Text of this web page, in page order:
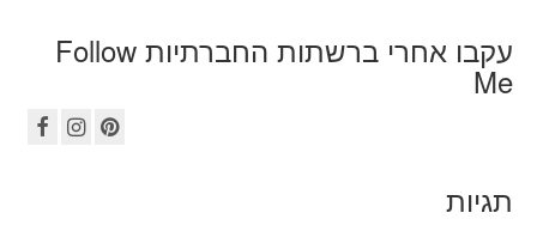
עקבו אחרי ברשתות החברתיות Follow
Me
תגיות